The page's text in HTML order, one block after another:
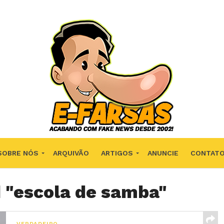
NÓS ARQUIVÃO ARTIGOS ANUNCIE CONTATO
de samba"